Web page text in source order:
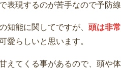
表現するのが苦手なので予防
知能に関してですが、 頭は非
愛らしいと思います。
えてくる事があるので、頭や